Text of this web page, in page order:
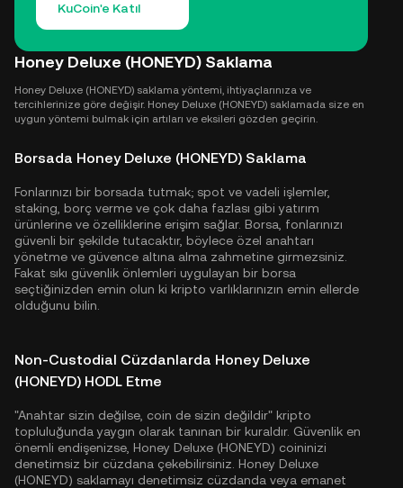
KuCoin'e Katıl
Honey Deluxe (HONEYD) Saklama
Honey Deluxe (HONEYD) saklama yöntemi, ihtiyaçlarınıza ve
tercihlerinize göre değişir. Honey Deluxe (HONEYD) saklamada size en
uygun yöntemi bulmak için artıları ve eksileri gözden geçirin.
Borsada Honey Deluxe (HONEYD) Saklama
Fonlarınızı bir borsada tutmak; spot ve vadeli işlemler,
staking, borç verme ve çok daha fazlası gibi yatırım
ürünlerine ve özelliklerine erişim sağlar. Borsa, fonlarınızı
güvenli bir şekilde tutacaktır, böylece özel anahtarı
yönetme ve güvence altına alma zahmetine girmezsiniz.
Fakat sıkı güvenlik önlemleri uygulayan bir borsa
seçtiğinizden emin olun ki kripto varlıklarınızın emin ellerde
olduğunu bilin.
Non-Custodial Cüzdanlarda Honey Deluxe
(HONEYD) HODL Etme
"Anahtar sizin değilse, coin de sizin değildir" kripto
topluluğunda yaygın olarak tanınan bir kuraldır. Güvenlik en
önemli endişenizse, Honey Deluxe (HONEYD) coininizi
denetimsiz bir cüzdana çekebilirsiniz. Honey Deluxe
(HONEYD) saklamayı denetimsiz cüzdanda veya emanet